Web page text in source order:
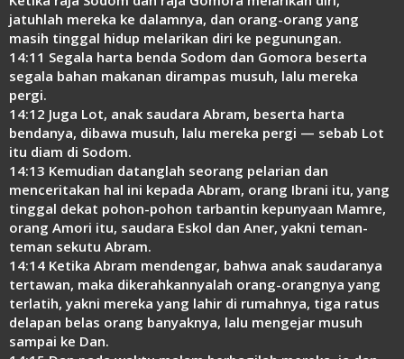
jatuhlah mereka ke dalamnya, dan orang-orang yang
masih tinggal hidup melarikan diri ke pegunungan.
14:11 Segala harta benda Sodom dan Gomora beserta
segala bahan makanan dirampas musuh, lalu mereka
pergi.
14:12 Juga Lot, anak saudara Abram, beserta harta
bendanya, dibawa musuh, lalu mereka pergi — sebab Lot
itu diam di Sodom.
14:13 Kemudian datanglah seorang pelarian dan
menceritakan hal ini kepada Abram, orang Ibrani itu, yang
tinggal dekat pohon-pohon tarbantin kepunyaan Mamre,
orang Amori itu, saudara Eskol dan Aner, yakni teman-
teman sekutu Abram.
14:14 Ketika Abram mendengar, bahwa anak saudaranya
tertawan, maka dikerahkannyalah orang-orangnya yang
terlatih, yakni mereka yang lahir di rumahnya, tiga ratus
delapan belas orang banyaknya, lalu mengejar musuh
sampai ke Dan.